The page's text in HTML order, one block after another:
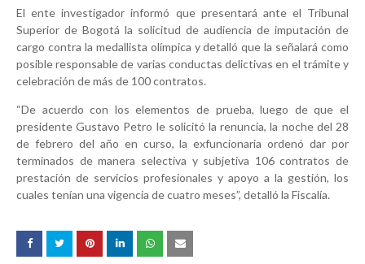
El ente investigador informó que presentará ante el Tribunal
Superior de Bogotá la solicitud de audiencia de imputación de
cargo contra la medallista olímpica y detalló que la señalará como
posible responsable de varias conductas delictivas en el trámite y
celebración de más de 100 contratos.
“De acuerdo con los elementos de prueba, luego de que el
presidente Gustavo Petro le solicitó la renuncia, la noche del 28
de febrero del año en curso, la exfuncionaria ordenó dar por
terminados de manera selectiva y subjetiva 106 contratos de
prestación de servicios profesionales y apoyo a la gestión, los
cuales tenían una vigencia de cuatro meses”, detalló la Fiscalía.